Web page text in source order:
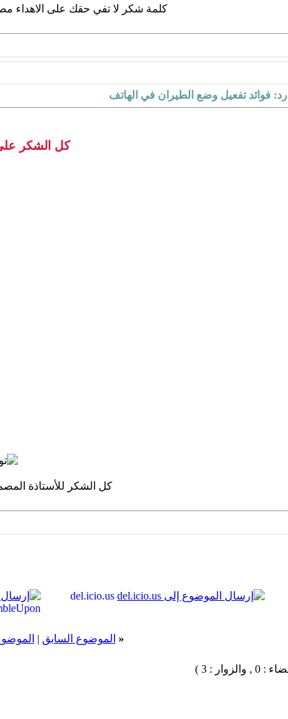
كلمة شكر لا تفي حقك على الاهداء
رد: فوائد تفعيل وضع الطيران في الهاتف
كل الشكر على
كل الشكر للأستاذة
del.icio.us
« الموضوع السابق |